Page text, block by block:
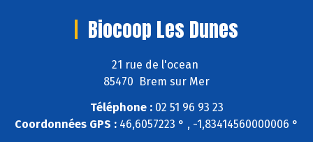
Biocoop Les Dunes
21 rue de l'ocean
85470 Brem sur Mer
Téléphone :02 51 96 93 23
Coordonnées GPS : 46,6057223 ° , -1,83414560000006 °